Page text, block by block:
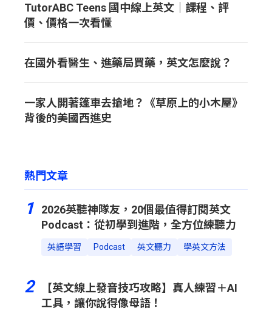
TutorABC Teens 國中線上英文｜課程、評
價、價格一次看懂
在國外看醫生、進藥局買藥，英文怎麼說？
一家人開著篷車去搶地？《草原上的小木屋》
背後的美國西進史
熱門文章
1
2026英聽神隊友，20個最值得訂閱英文
Podcast：從初學到進階，全方位練聽力
英語學習 Podcast 英文聽力 學英文方法
2
【英文線上發音技巧攻略】真人練習＋AI
工具，讓你說得像母語！